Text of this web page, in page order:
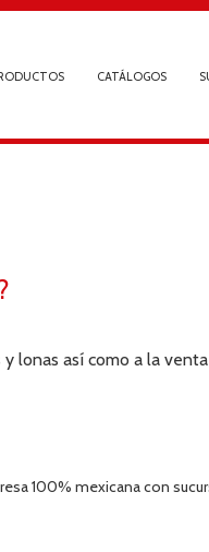
CATÁLOGOS
lonas así como a la
100% mexicana con